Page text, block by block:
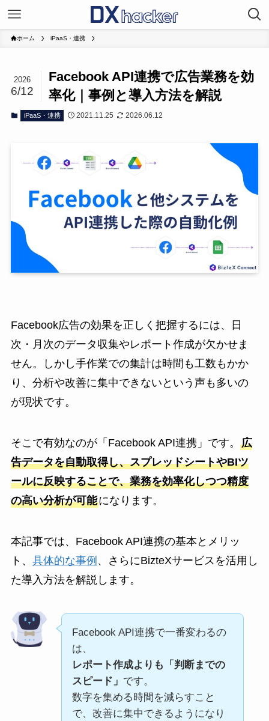
ホーム iPaaS・連携
Facebook API連携で広告業務を効
率化｜事例と導入方法を解説
2026
6/12
iPaaS・連携 2021.11.25 2026.06.12
Facebook広告の効果を正しく把握するには、日
次・月次のデータ収集やレポート作成が欠かせま
せん。しかし手作業での集計は時間も工数もかか
り、分析や改善に集中できないという声も多いの
が現状です。
そこで有効なのが「Facebook API連携」です。 広
告データを自動取得し、スプレッドシートやBIツ
ールに反映することで、業務を効率化しつつ精度
の高い分析が可能になります。
本記事では、Facebook API連携の基本とメリッ
ト、 具体的な事例 、さらにBizteXサービスを活用し
た導入方法を解説します。
Facebook API連携で一番変わるの
は、
レポート作成よりも「判断までの
スピード」 です。
数字を集める時間を減らすこと
で、改善に集中できるようになり